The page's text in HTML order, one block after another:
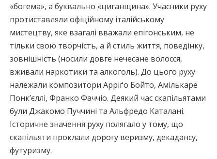
«богема», а буквально «циганщина». Учасники руху
протиставляли офіційному італійському
мистецтву, яке взагалі вважали епігонським, не
тільки свою творчість, а й стиль життя, поведінку,
зовнішність (носили довге нечесане волосся,
вживали наркотики та алкоголь). До цього руху
належали композитори Арріґо Бойто, Амількаре
Понк’єллі, Франко Фаччіо. Деякий час скапільятами
були Джакомо Пуччині та Альфредо Каталані.
Історичне значення руху полягало у тому, що
скапільяти проклали дорогу веризму, декадансу,
футуризму.